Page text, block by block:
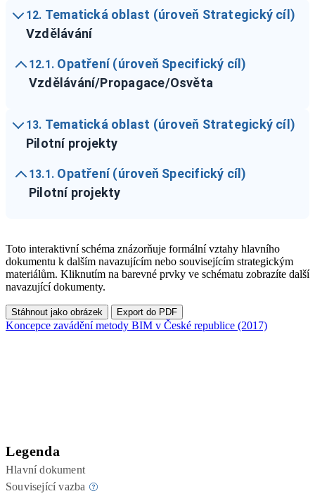
12. Tematická oblast (úroveň Strategický cíl)
Vzdělávání
12.1. Opatření (úroveň Specifický cíl)
Vzdělávání/Propagace/Osvěta
13. Tematická oblast (úroveň Strategický cíl)
Pilotní projekty
13.1. Opatření (úroveň Specifický cíl)
Pilotní projekty
Toto interaktivní schéma znázorňuje formální vztahy hlavního
dokumentu k dalším navazujícím nebo souvisejícím strategickým
materiálům. Kliknutím na barevné prvky ve schématu zobrazíte další
navazující dokumenty.
Stáhnout jako obrázek Export do PDF
Koncepce zavádění metody BIM v České republice (2017)
Legenda
Hlavní dokument
Související vazba